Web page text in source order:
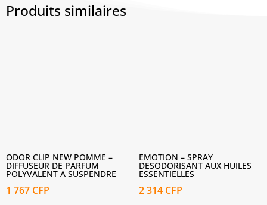
Produits similaires
ODOR CLIP NEW POMME –
DIFFUSEUR DE PARFUM
POLYVALENT A SUSPENDRE
1 767 CFP
EMOTION – SPRAY
DESODORISANT AUX HUILES
ESSENTIELLES
2 314 CFP